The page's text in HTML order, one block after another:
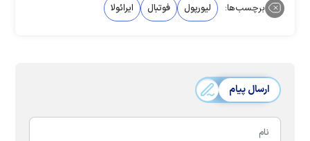
برچسب‌ها: لیورپول فوتبال ایرائولا
ارسال پیام